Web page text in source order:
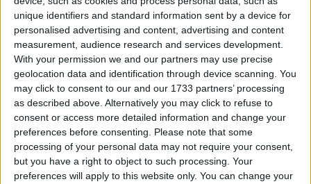
unique identifiers and standard information sent by a device for
personalised advertising and content, advertising and content
measurement, audience research and services development.
With your permission we and our partners may use precise
geolocation data and identification through device scanning. You
may click to consent to our and our 1733 partners’ processing
as described above. Alternatively you may click to refuse to
consent or access more detailed information and change your
preferences before consenting.
Please note that some
processing of your personal data may not require your consent,
but you have a right to object to such processing. Your
preferences will apply to this website only. You can change your
HIGH TECH
Insolites
International
Océan indien
Interview
Qui sommes nous ?
Politique de cookies (UE)
AccueilMédia ob_0f55a7_2020-05-10-13-13-44-821.jpeg
ob_0f55a7_2020-05-10-13-13-44-821.jpeg